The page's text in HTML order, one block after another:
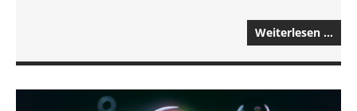
Weiterlesen …